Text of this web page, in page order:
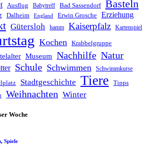
Ausflug Babytreff Bad Sassendorf Basteln
Dalheim England Erwin Grosche Erziehung
Gütersloh hamm Kaiserpfalz Kartenspiel
Kochen Krabbelgruppe
Museum Nachhilfe Natur
Schule Schwimmen Schwimmkurse
Stadtgeschichte Tiere Tipps
Weihnachten Winter
Woche
, Spiele